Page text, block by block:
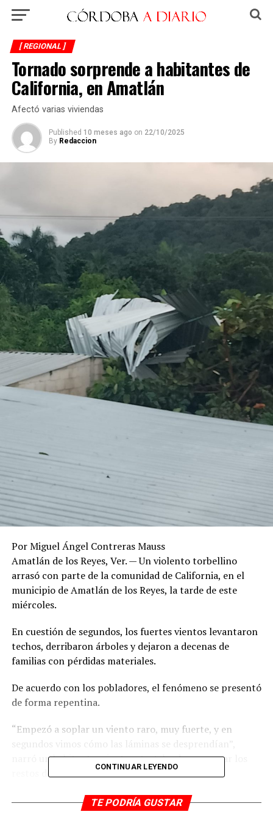
[ REGIONAL ]
Tornado sorprende a habitantes de
California, en Amatlán
Afectó varias viviendas
Published 10 meses ago on 22/10/2025
By Redaccion
Por Miguel Ángel Contreras Mauss
Amatlán de los Reyes, Ver. — Un violento torbellino
arrasó con parte de la comunidad de California, en el
municipio de Amatlán de los Reyes, la tarde de este
miércoles.
En cuestión de segundos, los fuertes vientos levantaron
techos, derribaron árboles y dejaron a decenas de
familias con pérdidas materiales.
De acuerdo con los pobladores, el fenómeno se presentó
de forma repentina.
“Empezó a soplar un viento raro, muy fuerte, y en
segundos vimos cómo las láminas se desprendían”,
narró un habitante mientras trataba de recuperar los
restos de su vivienda.
El meteoro provocó la destrucción total de varios
tejados y el colapso parcial de muros ligeros.
CONTINUAR LEYENDO
TE PODRÍA GUSTAR